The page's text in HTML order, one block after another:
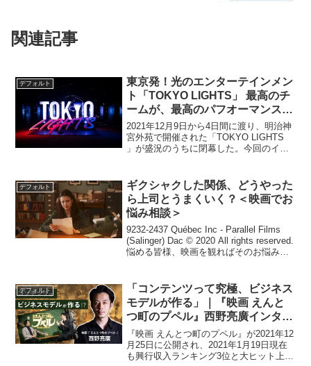
関連記事
デフォルト
東京発！光のエンターテインメン
ト「TOKYO LIGHTS」 最高のチ
ームが、最高のパフオーマンスで
魅せた4日間！
2021年12月9日から4日間に渡り、明治神
宮外苑で開催された「TOKYO LIGHTS
」が盛況のうちに閉幕した。今回のイベ
最先端XR（クロスリアリティ）技術を活
用...
デフォルト
ギクシャクした関係、どうやった
ら上司とうまくいく？＜映画でお
悩み相談＞
9232-2437 Québec Inc - Parallel Films
(Salinger) Dac © 2020 All rights reserved.
悩める皆様、映画を観ればそのお悩みは
デフォルト
「コンテンツって究極、ビジネス
モデルが作る」｜『映画 えんと
つ町のプペル』西野亮廣インタビ
ュー
『映画 えんとつ町のプペル』が2021年12
月25日に公開され、2021年1月19日現在
も興行収入ランキング3位と大ヒット上映